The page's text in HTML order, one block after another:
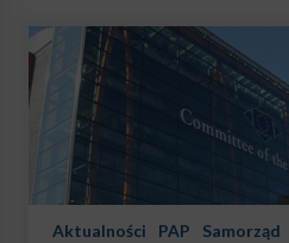
Aktualności PAP
Samorząd